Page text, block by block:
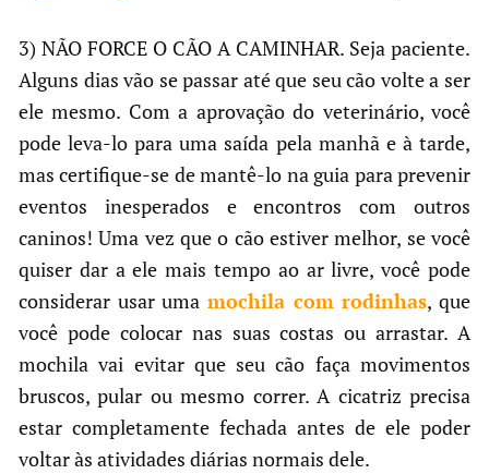
3) NÃO FORCE O CÃO A CAMINHAR. Seja paciente.
Alguns dias vão se passar até que seu cão volte a ser
ele mesmo. Com a aprovação do veterinário, você
pode leva-lo para uma saída pela manhã e à tarde,
mas certifique-se de mantê-lo na guia para prevenir
eventos inesperados e encontros com outros
caninos! Uma vez que o cão estiver melhor, se você
quiser dar a ele mais tempo ao ar livre, você pode
considerar usar uma mochila com rodinhas, que
você pode colocar nas suas costas ou arrastar. A
mochila vai evitar que seu cão faça movimentos
bruscos, pular ou mesmo correr. A cicatriz precisa
estar completamente fechada antes de ele poder
voltar às atividades diárias normais dele.